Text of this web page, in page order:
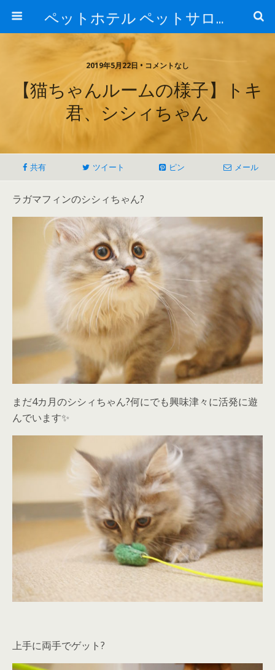
ペットホテル ペットサロン トリミングサロン 東京 ヌーノクラブのブログ
2019年5月22日 • コメントなし
【猫ちゃんルームの様子】トキ
君、シシィちゃん
共有 ツイート ピン メール
ラガマフィンのシシィちゃん?
まだ4カ月のシシィちゃん?何にでも興味津々に活発に遊
んでいます✨
上手に両手でゲット?